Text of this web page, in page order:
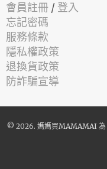
會員註冊 / 登入
忘記密碼
服務條款
隱私權政策
退換貨政策
防詐騙宣導
© 2026. 媽媽買MAMAMAI 為